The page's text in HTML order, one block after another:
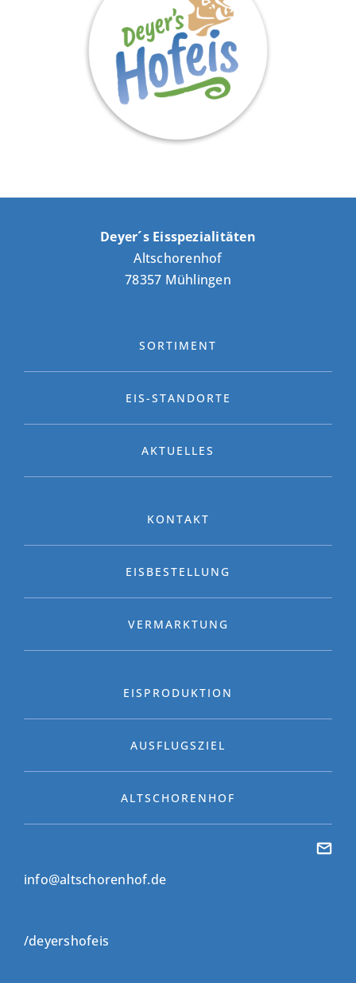
Deyer´s Eisspezialitäten
Altschorenhof
78357 Mühlingen
SORTIMENT
EIS-STANDORTE
AKTUELLES
KONTAKT
EISBESTELLUNG
VERMARKTUNG
EISPRODUKTION
AUSFLUGSZIEL
ALTSCHORENHOF
info@altschorenhof.de
/deyershofeis